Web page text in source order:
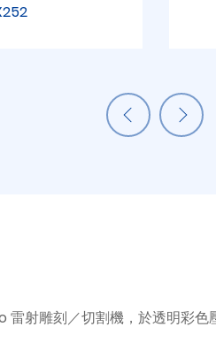
射雕刻／切割機，於透明彩色